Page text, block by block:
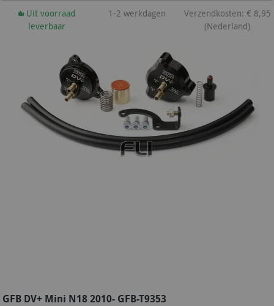
Uit voorraad
leverbaar
1-2 werkdagen
Verzendkosten: € 8,95
(Nederland)
GFB DV+ Mini N18 2010- GFB-T9353